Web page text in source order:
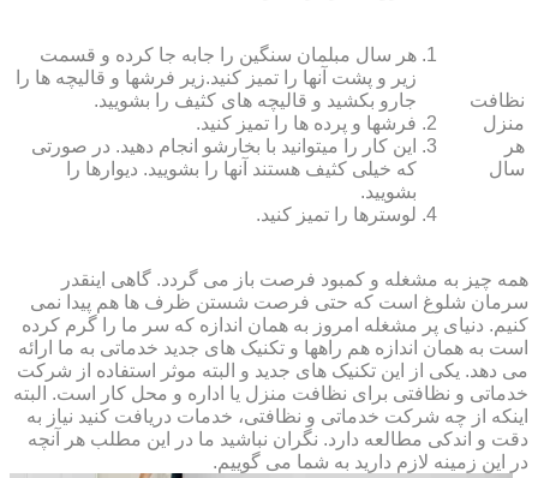
نظافت
منزل
هر
سال
هر سال مبلمان سنگین را جابه جا کرده و قسمت
زیر و پشت آنها را تمیز کنید.زیر فرش‏ها و قالیچه‏ ها را
جارو بکشید و قالیچه‏ های کثیف را بشویید.
فرش‏ها و پرده ‏ها را تمیز کنید.
این کار را می‏توانید با بخارشو انجام دهید. در صورتی
که خیلی کثیف هستند آنها را بشویید. دیوارها را
بشویید.
لوسترها را تمیز کنید.
همه چیز به مشغله و کمبود فرصت باز می گردد. گاهی اینقدر
سرمان شلوغ است که حتی فرصت شستن ظرف ها هم پیدا نمی
کنیم. دنیای پر مشغله امروز به همان اندازه که سر ما را گرم کرده
است به همان اندازه هم راهها و تکنیک های جدید خدماتی به ما ارائه
می دهد. یکی از این تکنیک های جدید و البته موثر استفاده از شرکت
خدماتی و نظافتی برای نظافت منزل یا اداره و محل کار است. البته
اینکه از چه شرکت خدماتی و نظافتی، خدمات دریافت کنید نیاز به
دقت و اندکی مطالعه دارد. نگران نباشید ما در این مطلب هر آنچه
در این زمینه لازم دارید به شما می گوییم.